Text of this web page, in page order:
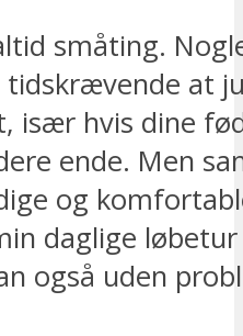
småting.
at
især hvis dine
ende. Men
og
daglige
også uden